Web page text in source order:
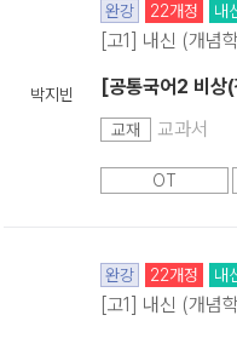
박지빈
완강 22개정 내
[고1] 내신 (개념
[공통국어2 비상
교재 교과서
OT
완강 22개정 내
[고1] 내신 (개념